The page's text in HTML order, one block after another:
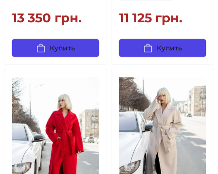
13 350 грн.
Купить
11 125 грн.
Купить